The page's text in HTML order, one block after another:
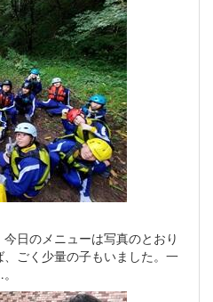
日のメニューは写真のとおり
ごく少量の子もいました。一